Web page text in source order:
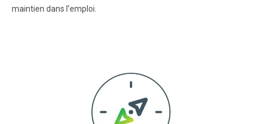
maintien dans l’emploi.